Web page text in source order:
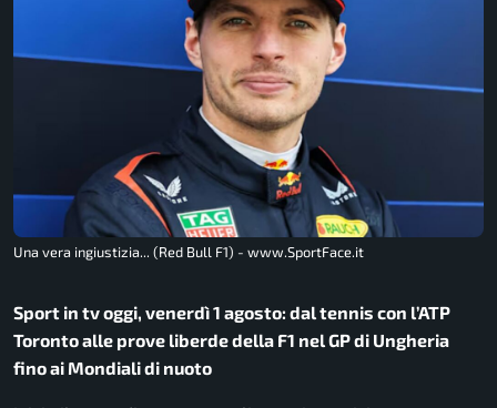
Una vera ingiustizia... (Red Bull F1) - www.SportFace.it
Sport in tv oggi, venerdì 1 agosto: dal tennis con l’ATP
Toronto alle prove liberde della F1 nel GP di Ungheria
fino ai Mondiali di nuoto